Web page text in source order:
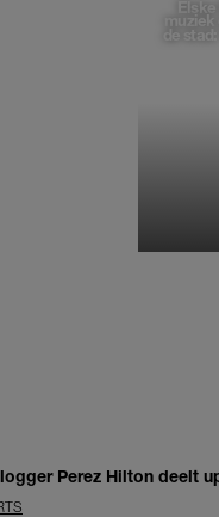
de
Perez Hilton deelt